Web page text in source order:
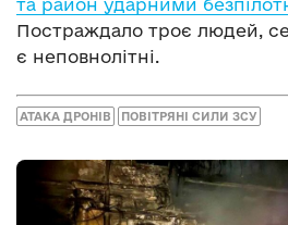
та район ударними
Постраждало троє людей,
є неповнолітні.
АТАКА ДРОНІВ ПОВІТРЯНІ СИЛИ ЗСУ